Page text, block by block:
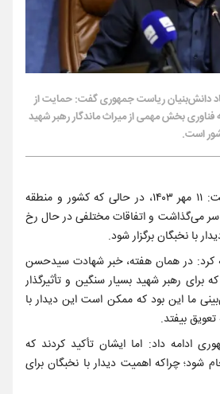
دانش‏‌‏بنیان ریاست جمهوری گفت: حمایت از
فناوری بخش مهمی از میراث ماندگار رهبر شهید
است.
حسین افشین اظهار داشت: ۱۱ مهر ۱۴۰۳، در حالی که کشور و منطقه
سر می‌گذاشت و اتفاقات مختلفی در حال رخ
با نخبگان برگزار شود.
کرد: در همان هفته، خبر شهادت سیدحسن
برای رهبر شهید بسیار سنگین و تأثیرگذار
ما این بود که ممکن است این دیدار با
بیفتد.
ادامه داد: اما ایشان تأکید کردند که
شود؛ چراکه اهمیت دیدار با نخبگان برای